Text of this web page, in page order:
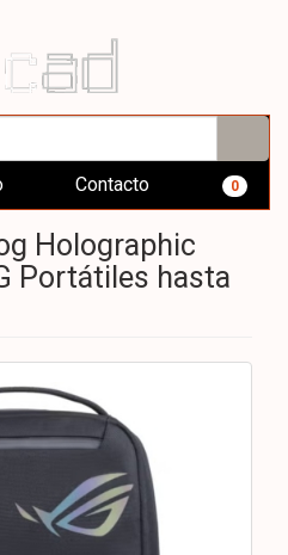
Contacto 0
Holographic
Portátiles hasta